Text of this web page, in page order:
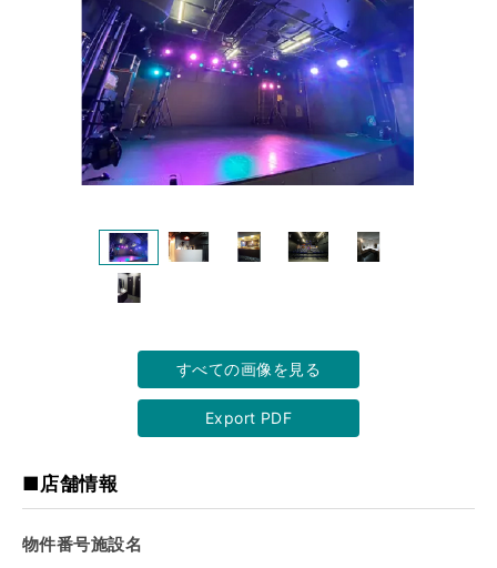
すべての画像を見る
Export PDF
■店舗情報
物件番号施設名